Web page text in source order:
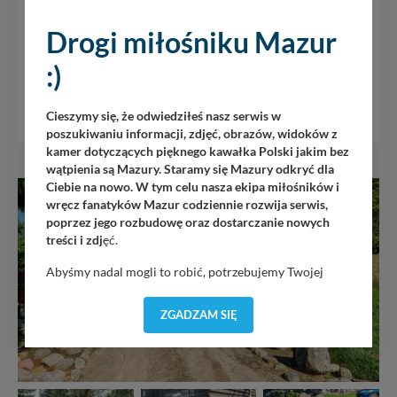
magiczne miejsce.
Drogi miłośniku Mazur
:)
Cieszymy się, że odwiedziłeś nasz serwis w
poszukiwaniu informacji, zdjęć, obrazów, widoków z
kamer dotyczących pięknego kawałka Polski jakim bez
wątpienia są Mazury. Staramy się Mazury odkryć dla
Ciebie na nowo. W tym celu nasza ekipa miłośników i
wręcz fanatyków Mazur codziennie rozwija serwis,
poprzez jego rozbudowę oraz dostarczanie nowych
treści i zdjęć.
Abyśmy nadal mogli to robić, potrzebujemy Twojej
dostosować do Twoich preferencji. Twoje dane (w tym
pliki cookies) będą zapisywane w celu usprawnienia
wyszukania, ulubione miejsca, logowania, itp).
Bezpieczeństwo Twoich danych jest dla nas
ZGADZAM SIĘ